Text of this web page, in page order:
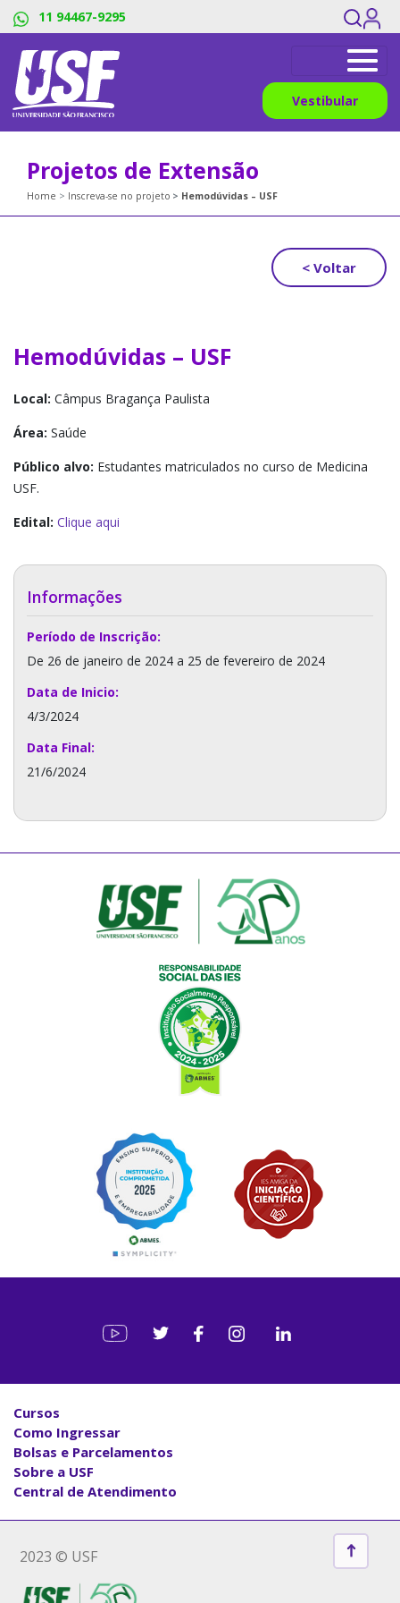
11 94467-9295
Vestibular
Projetos de Extensão
Home Inscreva-se no projeto Hemodúvidas – USF
< Voltar
Hemodúvidas – USF
Local: Câmpus Bragança Paulista
Área: Saúde
Público alvo: Estudantes matriculados no curso de Medicina
USF.
Edital: Clique aqui
Informações
Período de Inscrição:
De 26 de janeiro de 2024 a 25 de fevereiro de 2024
Data de Inicio:
4/3/2024
Data Final:
21/6/2024
Cursos
Como Ingressar
Bolsas e Parcelamentos
Sobre a USF
Central de Atendimento
2023 © USF